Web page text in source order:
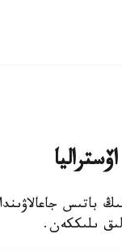
اۆستراليانىڭ باتىس
ىلىككەن.